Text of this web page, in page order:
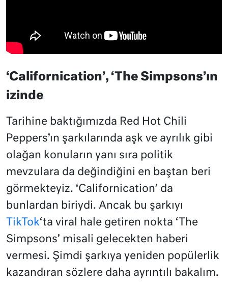
‘Californication’, ‘The Simpsons’ın
izinde
Tarihine baktığımızda Red Hot Chili
Peppers’ın şarkılarında aşk ve ayrılık gibi
olağan konuların yanı sıra politik
mevzulara da değindiğini en baştan beri
görmekteyiz. ‘Californication’ da
bunlardan biriydi. Ancak bu şarkıyı
TikTok‘ta viral hale getiren nokta ‘The
Simpsons’ misali gelecekten haberi
vermesi. Şimdi şarkıya yeniden popülerlik
kazandıran sözlere daha ayrıntılı bakalım.